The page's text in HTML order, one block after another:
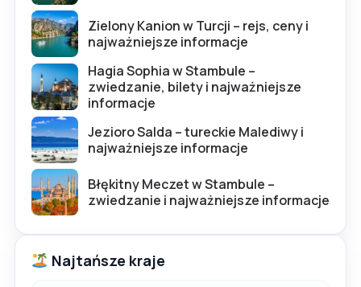
Zielony Kanion w Turcji – rejs, ceny i
najważniejsze informacje
Hagia Sophia w Stambule –
zwiedzanie, bilety i najważniejsze
informacje
Jezioro Salda – tureckie Malediwy i
najważniejsze informacje
Błękitny Meczet w Stambule –
zwiedzanie i najważniejsze informacje
Najtańsze kraje